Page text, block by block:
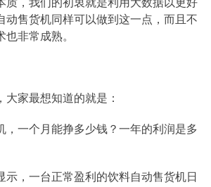
质，我们的初衷就是利用大数据以更好
动售货机同样可以做到这一点，而且不
非常成熟。
大家最想知道的就是：
，一个月能挣多少钱？一年的利润是多
示，一台正常盈利的饮料自动售货机日